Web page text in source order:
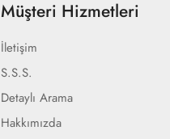
Müşteri Hizmetleri
İletişim
S.S.S.
Detaylı Arama
Hakkımızda